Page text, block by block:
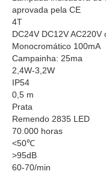
aprovada pela CE
4T
DC24V DC12V AC220V
Monocromático 100mA
Campainha: 25ma
2,4W-3,2W
IP54
0,5 m
Prata
Remendo 2835 LED
70.000 horas
<50℃
>95dB
60-70/min